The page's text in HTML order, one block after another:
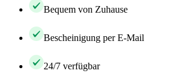
Bequem von Zuhause
Bescheinigung per E-Mail
24/7 verfügbar